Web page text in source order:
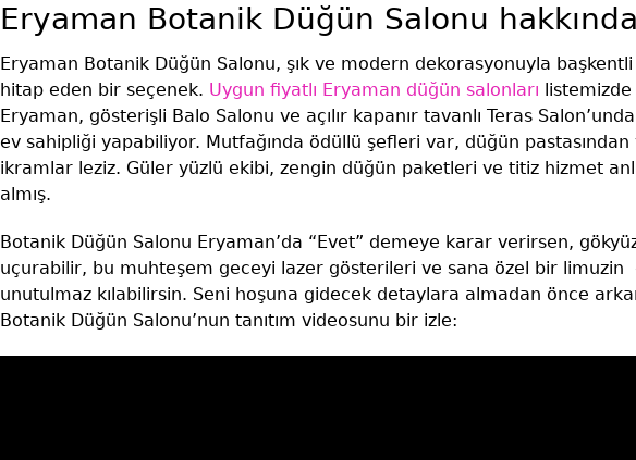
Eryaman Botanik Düğün Salonu hakkında
Eryaman Botanik Düğün Salonu, şık ve modern dekorasyonuyla
hitap eden bir seçenek. Uygun fiyatlı Eryaman düğün salonları
Eryaman, gösterişli Balo Salonu ve açılır kapanır tavanlı Teras
ev sahipliği yapabiliyor. Mutfağında ödüllü şefleri var, düğün
ikramlar leziz. Güler yüzlü ekibi, zengin düğün paketleri ve titiz hizmet
almış.
Botanik Düğün Salonu Eryaman’da “Evet” demeye karar verirsen,
uçurabilir, bu muhteşem geceyi lazer gösterileri ve sana özel bir limuzin
unutulmaz kılabilirsin. Seni hoşuna gidecek detaylara almadan önce
Botanik Düğün Salonu’nun tanıtım videosunu bir izle: